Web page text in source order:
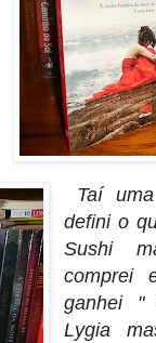
Taí
defini o
Sushi
comprei
ganhei "
Lygia